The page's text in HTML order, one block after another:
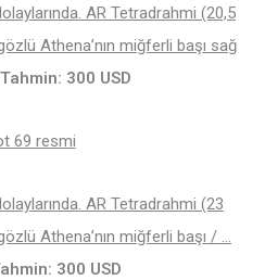
AR Tetradrahmi (20,5
Athena’nın miğferli başı sağ
Tahmin: 300 USD
AR Tetradrahmi (23
Athena’nın miğferli başı / …
300 USD